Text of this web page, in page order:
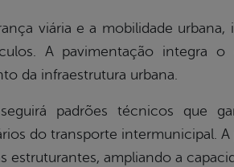
viária e a mobilidade
A pavimentação integra
da infraestrutura urbana.
padrões técnicos que
do transporte intermunicipal.
ampliando a